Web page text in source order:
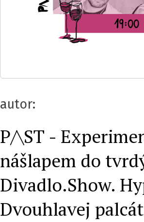
autor:
P/\ST -
nášlapem do
Divadlo.Show.
Dvouhlavej